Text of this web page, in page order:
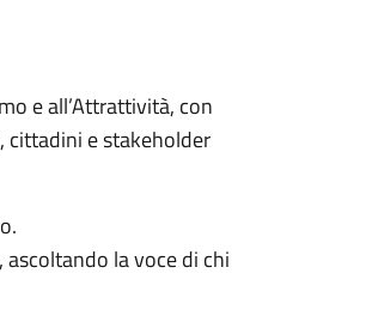
e all’Attrattività, con
cittadini e stakeholder
la voce di chi